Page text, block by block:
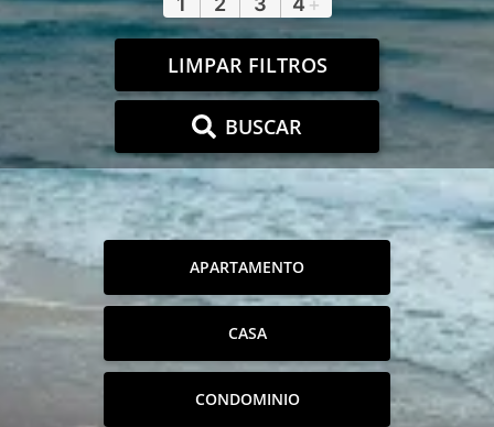
LIMPAR FILTROS
BUSCAR
APARTAMENTO
CASA
CONDOMINIO